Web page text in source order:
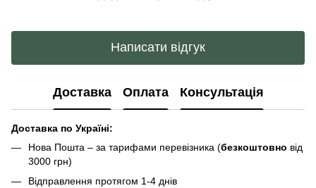
Написати відгук
Доставка Оплата Консультація
Доставка по Україні:
Нова Пошта – за тарифами перевізника (безкоштовно від
3000 грн)
Відправлення протягом 1-4 днів